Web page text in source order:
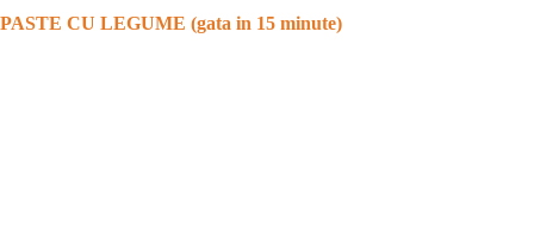
PASTE CU LEGUME (gata in 15 minute)